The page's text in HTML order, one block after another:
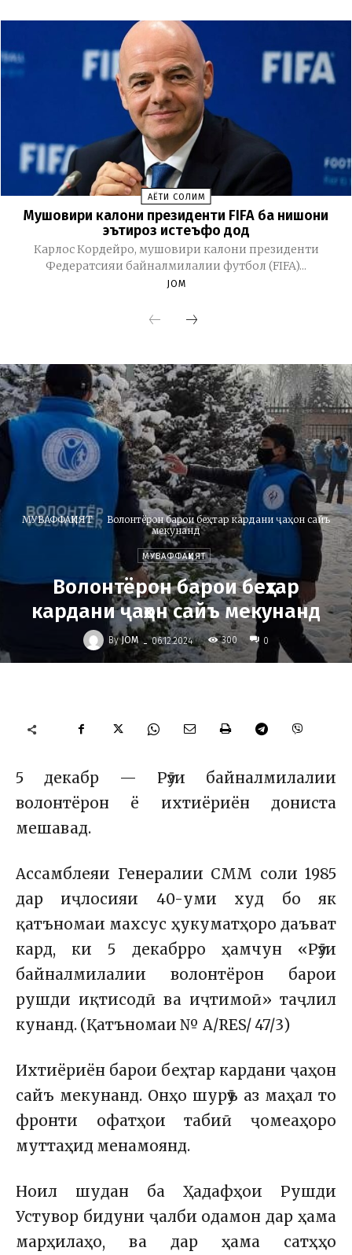
ҲАЁТИ СОЛИМ
Мушовири калони президенти FIFA ба нишони
эътироз истеъфо дод
Карлос Кордейро, мушовири калони президенти
Федератсияи байналмилалии футбол (FIFA)...
JOM